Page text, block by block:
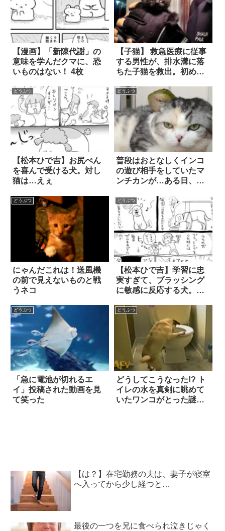
【漫画】「新陳代謝」の
意味を学んだクマに、恐
いものはない！ 4枚
【子猫】 救急医療に従事
する男性が、排水溝に落
ちた子猫を救出。初めは
らったことを理解する
と…？
どうぶつ
【松本ひで吉】お尻ぺん
を喜んで受ける犬。対し
猫は…えぇ
どうぶつ
普段はおとなしくインコ
の遊び相手をしていたマ
ンチカンが…ある日、
た！？
どうぶつ
にゃんだこれは！送風機
の前で見えないものと戦
うネコ
どうぶつ
【松本ひで吉】学習に忠
実すぎて、ブラッシング
に敏感に反応する犬。対
動！？
どうぶつ
「急に電池が切れるエ
イ」投稿された動画を見
て笑った
どうぶつ
どうしてこうなった!? ト
イレの水を真剣に眺めて
いたワンコがとった謎の
【は？】在宅勤務の夫は、妻子が寝室
へ入ってから少し経つと…
最後の一つを兄に食べられ泣きじゃく